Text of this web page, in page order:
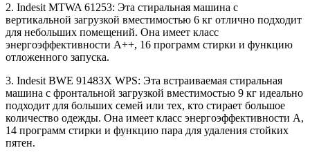
2. Indesit MTWA 61253: Эта стиральная машина с
вертикальной загрузкой вместимостью 6 кг отлично подходит
для небольших помещений. Она имеет класс
энергоэффективности A++, 16 программ стирки и функцию
отложенного запуска.
3. Indesit BWE 91483X WPS: Эта встраиваемая стиральная
машина с фронтальной загрузкой вместимостью 9 кг идеально
подходит для больших семей или тех, кто стирает большое
количество одежды. Она имеет класс энергоэффективности A,
14 программ стирки и функцию пара для удаления стойких
пятен.